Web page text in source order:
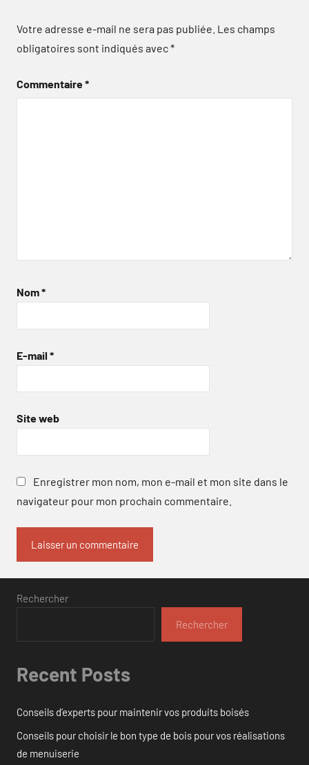
Votre adresse e-mail ne sera pas publiée. Les champs
obligatoires sont indiqués avec*
Commentaire*
Nom*
E-mail *
Site web
Enregistrer mon nom, mon e-mail et mon site dans le
navigateur pour mon prochain commentaire.
Rechercher
Rechercher
Recent Posts
Conseils d’experts pour maintenir vos produits boisés
Conseils pour choisir le bon type de bois pour vos réalisations
de menuiserie